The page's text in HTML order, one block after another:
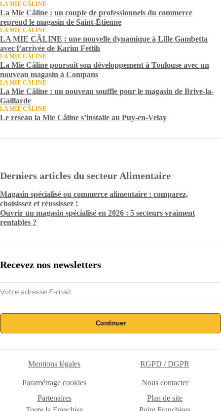
LA MIE CÂLINE
La Mie Câline : un couple de professionnels du commerce
reprend le magasin de Saint-Étienne
LA MIE CÂLINE
LA MIE CÂLINE : une nouvelle dynamique à Lille Gambetta
avec l’arrivée de Karim Fettih
LA MIE CÂLINE
La Mie Câline poursuit son développement à Toulouse avec un
nouveau magasin à Compans
LA MIE CÂLINE
La Mie Câline : un nouveau souffle pour le magasin de Brive-la-
Gaillarde
LA MIE CÂLINE
Le réseau la Mie Câline s’installe au Puy-en-Velay
Derniers articles du secteur Alimentaire
Magasin spécialisé ou commerce alimentaire : comparez,
choisissez et réussissez !
Ouvrir un magasin spécialisé en 2026 : 5 secteurs vraiment
rentables ?
Recevez nos newsletters
Continuer
Mentions légales RGPD / DGPR
Paramétrage cookies
Nous contacter
Partenaires
Plan de site